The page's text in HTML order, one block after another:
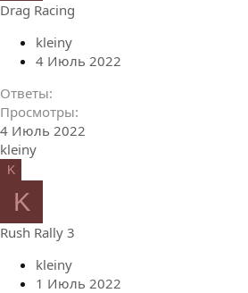
Drag Racing
kleiny
4 Июль 2022
Ответы
Просмотры
4 Июль 2022
kleiny
K
K
Rush Rally 3
kleiny
1 Июль 2022